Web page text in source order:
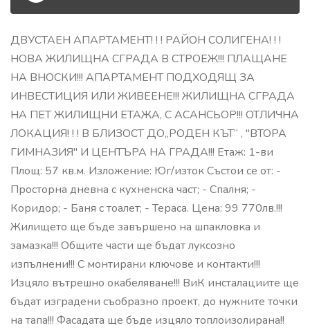
ДВУСТАЕН АПАРТАМЕНТ! ! ! РАЙОН СОЛИГЕНА! ! !
НОВА ЖИЛИЩНА СГРАДА В СТРОЕЖ!!! ПЛАЩАНЕ
НА ВНОСКИ!!! АПАРТАМЕНТ ПОДХОДЯЩ ЗА
ИНВЕСТИЦИЯ ИЛИ ЖИВЕЕНЕ!!! ЖИЛИЩНА СГРАДА
НА ПЕТ ЖИЛИЩНИ ЕТАЖА, С АСАНСЬОР!!! ОТЛИЧНА
ЛОКАЦИЯ! ! ! В БЛИЗОСТ ДО„РОДЕН КЪТ“ , "ВТОРА
ГИМНАЗИЯ" И ЦЕНТЪРА НА ГРАДА!!! Етаж: 1-ви
Площ: 57 кв.м. Изложение: Юг/изток Състои се от: -
Просторна дневна с кухненска част; - Спалня; -
Коридор; - Баня с тоалет; - Тераса. Цена: 99 770лв.!!!
Жилището ще бъде завършено на шпакловка и
замазка!!! Общите части ще бъдат луксозно
изпълнени!!! С монтирани ключове и контакти!!!
Изцяло вътрешно окабеляване!!! ВиК инсталациите ще
бъдат изградени съобразно проект, до нужните точки
на тапа!!! Фасадата ще бъде изцяло топлоизолирана!!